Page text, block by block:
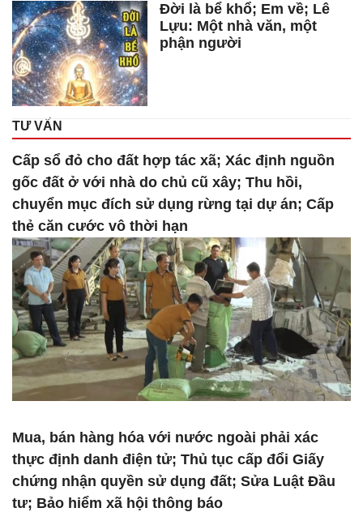
Đời là bể khổ; Em về; Lê
Lựu: Một nhà văn, một
phận người
TƯ VẤN
Cấp sổ đỏ cho đất hợp tác xã; Xác định nguồn
gốc đất ở với nhà do chủ cũ xây; Thu hồi,
chuyển mục đích sử dụng rừng tại dự án; Cấp
thẻ căn cước vô thời hạn
Mua, bán hàng hóa với nước ngoài phải xác
thực định danh điện tử; Thủ tục cấp đổi Giấy
chứng nhận quyền sử dụng đất; Sửa Luật Đầu
tư; Bảo hiểm xã hội thông báo